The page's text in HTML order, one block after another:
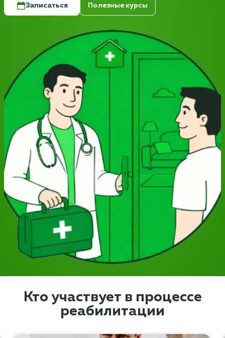
Записаться Полезные курсы
Кто участвует в процессе
реабилитации